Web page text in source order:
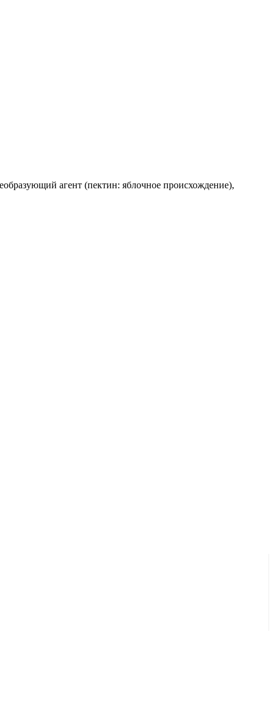
агент (пектин: яблочное происхождение),